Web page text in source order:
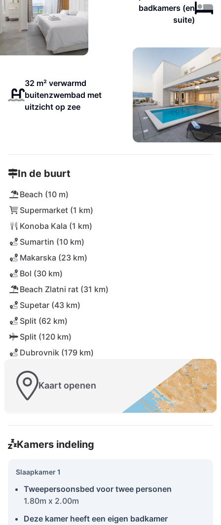
badkamers (en
suite)
32 m² verwarmd
buitenzwembad met
uitzicht op zee
In de buurt
Beach (10 m)
Supermarket (1 km)
Konoba Kala (1 km)
Sumartin (10 km)
Makarska (23 km)
Bol (30 km)
Beach Zlatni rat (31 km)
Supetar (43 km)
Split (62 km)
Split (120 km)
Dubrovnik (179 km)
Kaart openen
Kamers indeling
Slaapkamer 1
Tweepersoonsbed voor twee personen
1.80m x 2.00m
Deze kamer heeft een eigen badkamer